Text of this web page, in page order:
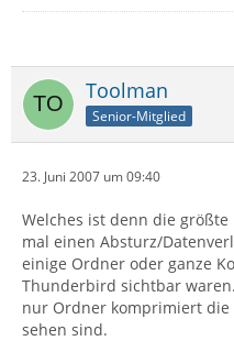
Toolman
Senior-Mitglied
23. Juni 2007 um 09:40
Welches ist denn die
mal einen Absturz/
einige Ordner oder ganze
Thunderbird sichtbar
nur Ordner komprimiert
sehen sind.